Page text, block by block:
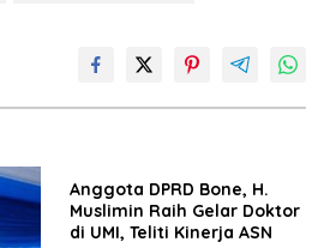
Anggota DPRD Bone, H.
Muslimin Raih Gelar Doktor
di UMI, Teliti Kinerja ASN